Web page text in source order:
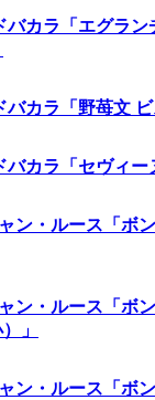
バカラ「エグラ
バカラ「野苺文 ビ
バカラ「セヴィー
ン・ルース「ボ
ン・ルース「ボ
」
ン・ルース「ボ